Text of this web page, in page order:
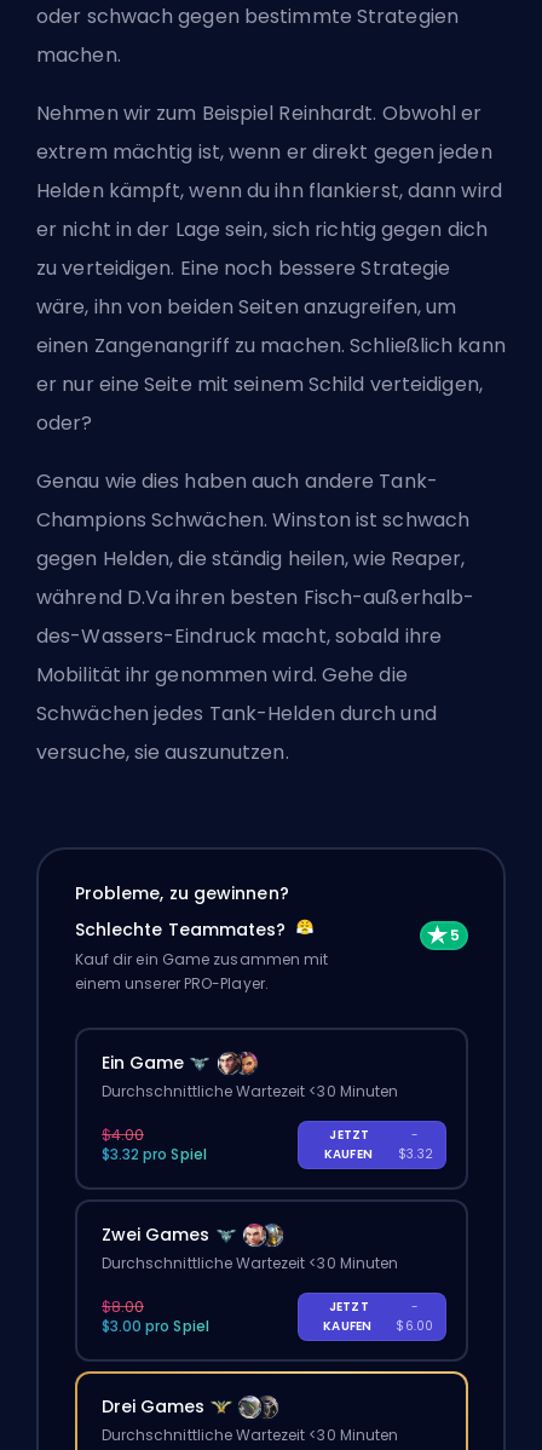
oder schwach gegen bestimmte Strategien
machen.
Nehmen wir zum Beispiel Reinhardt. Obwohl er
extrem mächtig ist, wenn er direkt gegen jeden
Helden kämpft, wenn du ihn flankierst, dann wird
er nicht in der Lage sein, sich richtig gegen dich
zu verteidigen. Eine noch bessere Strategie
wäre, ihn von beiden Seiten anzugreifen, um
einen Zangenangriff zu machen. Schließlich kann
er nur eine Seite mit seinem Schild verteidigen,
oder?
Genau wie dies haben auch andere Tank-
Champions Schwächen. Winston ist schwach
gegen Helden, die ständig heilen, wie Reaper,
während D.Va ihren besten Fisch-außerhalb-
des-Wassers-Eindruck macht, sobald ihre
Mobilität ihr genommen wird. Gehe die
Schwächen jedes Tank-Helden durch und
versuche, sie auszunutzen.
Probleme, zu gewinnen?
Schlechte Teammates?
Kauf dir ein Game zusammen mit
einem unserer PRO-Player.
Ein Game
Durchschnittliche Wartezeit <30 Minuten
$4.00
$3.32 pro Spiel
JETZT
KAUFEN
-
$3.32
Zwei Games
Durchschnittliche Wartezeit <30 Minuten
$8.00
$3.00 pro Spiel
JETZT
KAUFEN
-
$6.00
Drei Games
Durchschnittliche Wartezeit <30 Minuten